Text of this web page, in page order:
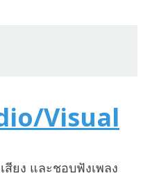
Visual
สียง และชอบฟังเพลง